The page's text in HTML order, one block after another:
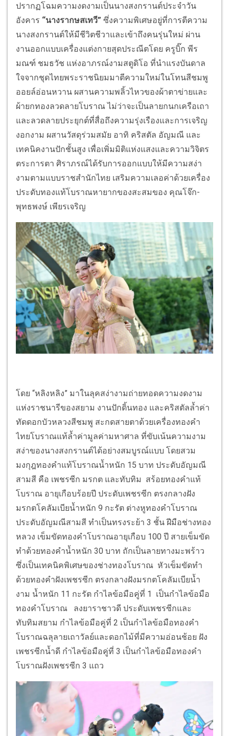
ปรากฏโฉมความงดงามเป็นนางสงกรานต์ประจำวัน
อังคาร “นางรากษสเทวี” ซึ่งความพิเศษอยู่ที่การตีความ
นางสงกรานต์ให้มีชีวิตชีวาและเข้าถึงคนรุ่นใหม่ ผ่าน
งานออกแบบเครื่องแต่งกายสุดประณีตโดย ครูบิ๊ก พีร
มณฑ์ ชมธวัช แห่งอาภรณ์งามสตูดิโอ ที่นำแรงบันดาล
ใจจากชุดไทยพระราชนิยมมาตีความใหม่ในโทนสีชมพู
ออยล์อ่อนหวาน ผสานความพลิ้วไหวของผ้าตาข่ายและ
ผ้ายกทองลวดลายโบราณ ไม่ว่าจะเป็นลายกนกเครือเถา
และลวดลายประยุกต์ที่สื่อถึงความรุ่งเรืองและการเจริญ
งอกงาม ผสานวัสดุร่วมสมัย อาทิ คริสตัล อัญมณี และ
เทคนิคงานปักชั้นสูง เพื่อเพิ่มมิติแห่งแสงและความวิจิตร
ตระการตา ศิราภรณ์ได้รับการออกแบบให้มีความสง่า
งามตามแบบราชสำนักไทย เสริมความเลอค่าด้วยเครื่อง
ประดับทองแท้โบราณหายากของสะสมของ คุณโจ๊ก-
พุทธพงษ์ เพียรเจริญ
โดย “หลิงหลิง” มาในลุคสง่างามถ่ายทอดความงดงาม
แห่งราชนารีของสยาม งานปักดิ้นทอง และคริสตัลล้ำค่า
ทัดดอกบัวหลวงสีชมพู สะกดสายตาด้วยเครื่องทองคำ
ไทยโบราณแท้ล้ำค่ามูลค่ามหาศาล ที่ขับเน้นความงาม
สง่าของนางสงกรานต์ได้อย่างสมบูรณ์แบบ โดยสวม
มงกุฎทองคำแท้โบราณน้ำหนัก 15 บาท ประดับอัญมณี
สามสี คือ เพชรซีก มรกต และทับทิม สร้อยทองคำแท้
โบราณ อายุเกือบร้อยปี ประดับเพชรซีก ตรงกลางฝัง
มรกตโคลัมเบียน้ำหนัก 9 กะรัต ต่างหูทองคำโบราณ
ประดับอัญมณีสามสี ทำเป็นทรงระย้า 3 ชั้น ฝีมือช่างทอง
หลวง เข็มขัดทองคำโบราณอายุเกือบ 100 ปี สายเข็มขัด
ทำด้วยทองคำน้ำหนัก 30 บาท ถักเป็นลายทางมะพร้าว
ซึ่งเป็นเทคนิคพิเศษของช่างทองโบราณ หัวเข็มขัดทำ
ด้วยทองคำฝังเพชรซีก ตรงกลางฝังมรกตโคลัมเบียน้ำ
งาม น้ำหนัก 11 กะรัต กำไลข้อมือคู่ที่ 1 เป็นกำไลข้อมือ
ทองคำโบราณ ลงยาราชาวดี ประดับเพชรซีกและ
ทับทิมสยาม กำไลข้อมือคู่ที่ 2 เป็นกำไลข้อมือทองคำ
โบราณฉลุลายเถาวัลย์และดอกไม้ที่มีความอ่อนช้อย ฝัง
เพชรซีกน้ำดี กำไลข้อมือคู่ที่ 3 เป็นกำไลข้อมือทองคำ
โบราณฝังเพชรซีก 3 แถว